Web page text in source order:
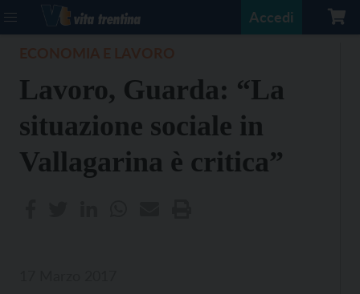
Accedi
Lavoro, Guarda: “La
situazione sociale in
Vallagarina è critica”